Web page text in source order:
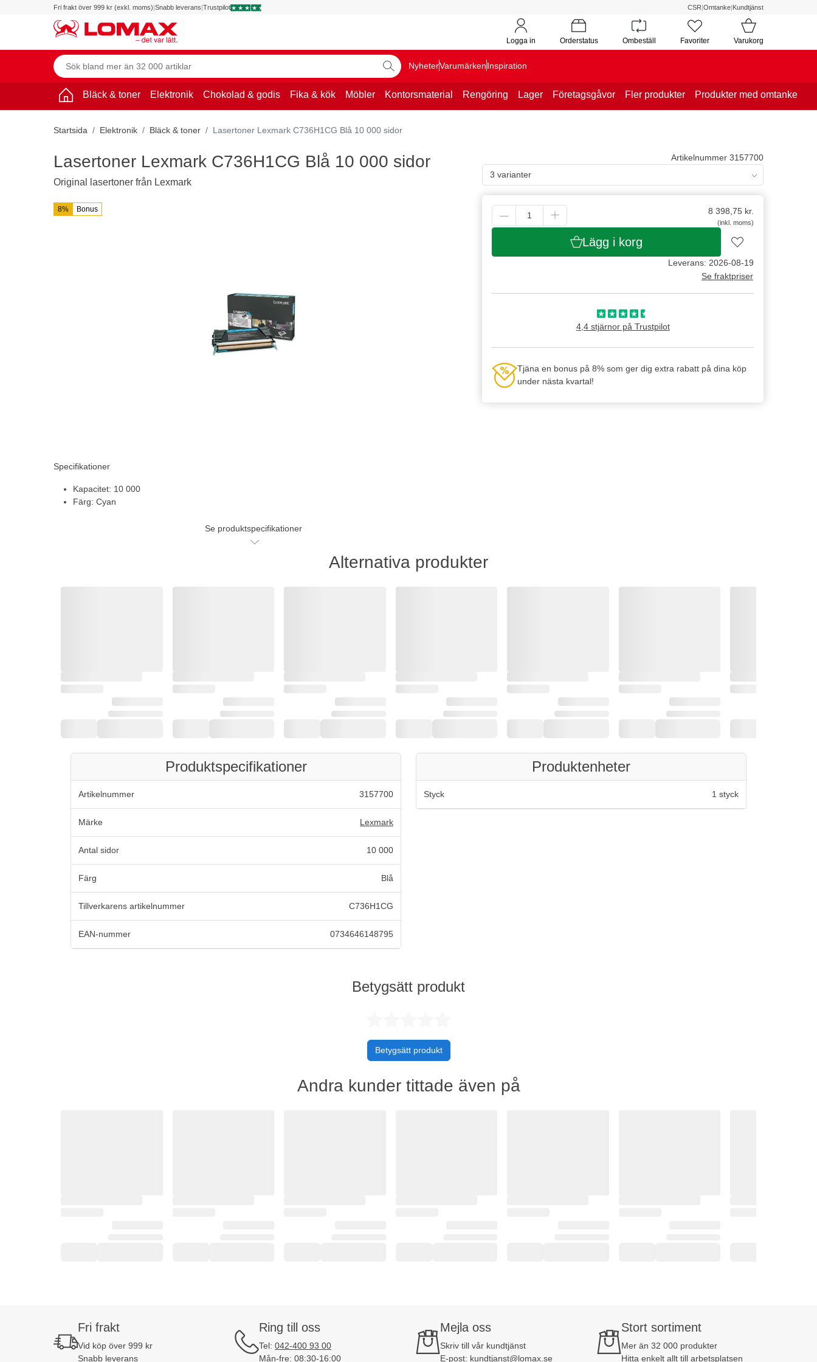
Fri frakt över 999 kr (exkl. moms)|Snabb leverans|Trustpilot CSR|Omtanke|Kundtjänst
Logga in Orderstatus Ombeställ Favoriter Varukorg
NyheterVarumärkenInspiration
Bläck & toner Elektronik Chokolad & godis Fika & kök Möbler Kontorsmaterial Rengöring Lager Företagsgåvor Fler produkter Produkter med omtanke
Startsida Elektronik Bläck & toner Lasertoner Lexmark C736H1CG Blå 10 000 sidor
8% Bonus
Specifikationer
Kapacitet: 10 000
Färg: Cyan
Se produktspecifikationer
Artikelnummer 3157700
3 varianter
8 398,75kr.
(inkl. moms)
Lägg i korg
Leverans: 2026-08-19
Se fraktpriser
4,4 stjärnor på Trustpilot
Tjäna en bonus på 8% som ger dig extra rabatt på dina köp
under nästa kvartal!
Lasertoner Lexmark C736H1CG Blå 10 000 sidor
Original lasertoner från Lexmark
Alternativa produkter
Produktspecifikationer
Artikelnummer 3157700
Märke Lexmark
Antal sidor 10 000
Färg Blå
Tillverkarens artikelnummer C736H1CG
EAN-nummer 0734646148795
Produktenheter
Styck 1 styck
Betygsätt produkt
Betygsätt produkt
Andra kunder tittade även på
Fri frakt
Vid köp över 999 kr
Snabb leverans
Ring till oss
Tel: 042-400 93 00
Mån-fre: 08:30-16:00
Mejla oss
Skriv till vår kundtjänst
E-post: kundtjanst@lomax.se
Stort sortiment
Mer än 32 000 produkter
Hitta enkelt allt till arbetsplatsen